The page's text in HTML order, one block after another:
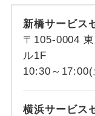
新橋サービス
〒105-0004
ル1F
10:30～
横浜サービス